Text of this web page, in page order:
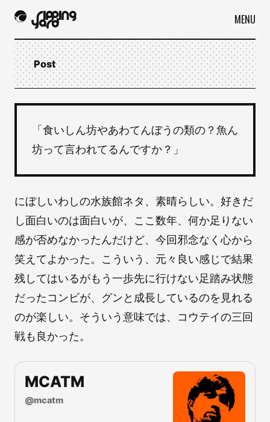
MENU
Post
「食いしん坊やあわてんぼうの類の？魚ん
坊って言われてるんですか？」
にぼしいわしの水族館ネタ、素晴らしい。好きだ
し面白いのは面白いが、ここ数年、何か足りない
感が否めなかったんだけど、今回邪念なく心から
笑えてよかった。こういう、元々良い感じで結果
残してはいるがもう一歩先に行けない足踏み状態
だったコンビが、グンと成長しているのを見れる
のが楽しい。そういう意味では、コウテイの三回
戦も良かった。
MCATM
@mcatm